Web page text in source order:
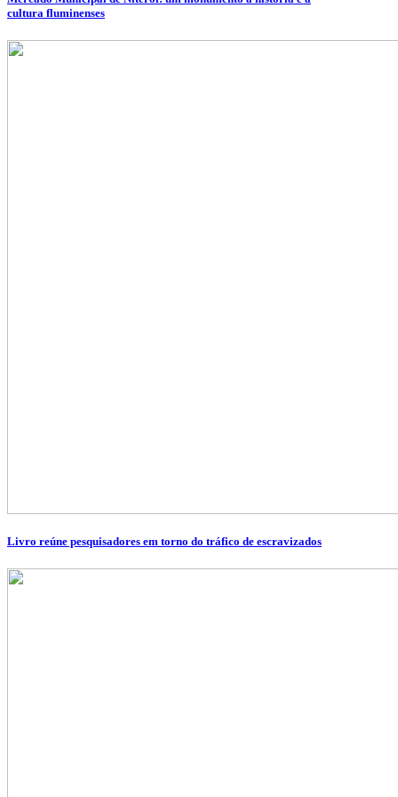
cultura fluminenses
Livro reúne pesquisadores em torno do tráfico de escravizados